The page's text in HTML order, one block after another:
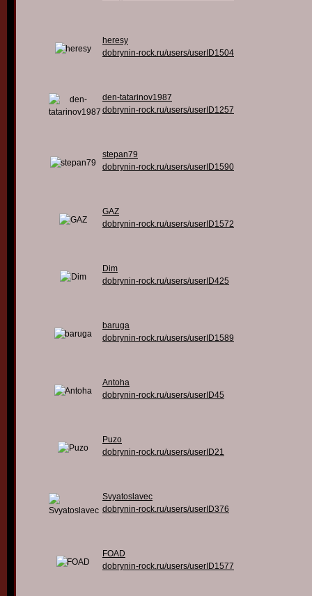
heresy
dobrynin-rock.ru/users/userID1504
den-tatarinov1987
dobrynin-rock.ru/users/userID1257
stepan79
dobrynin-rock.ru/users/userID1590
GAZ
dobrynin-rock.ru/users/userID1572
Dim
dobrynin-rock.ru/users/userID425
baruga
dobrynin-rock.ru/users/userID1589
Antoha
dobrynin-rock.ru/users/userID45
Puzo
dobrynin-rock.ru/users/userID21
Svyatoslavec
dobrynin-rock.ru/users/userID376
FOAD
dobrynin-rock.ru/users/userID1577